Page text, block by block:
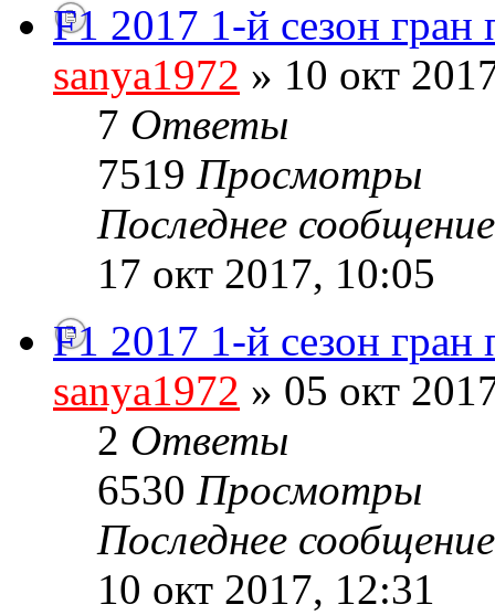
F1 2017 1-й сезон гран
sanya1972 » 10 окт
7 Ответы
7519 Просмотры
Последнее
17 окт 2017, 10:05
F1 2017 1-й сезон гран
sanya1972 » 05 окт
2 Ответы
6530 Просмотры
Последнее
10 окт 2017, 12:31